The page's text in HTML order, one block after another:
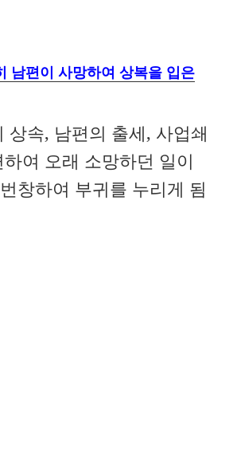
남편이 사망하여 상복을 입은
상속, 남편의 출세, 사업쇄
여 오래 소망하던 일이
창하여 부귀를 누리게 됨